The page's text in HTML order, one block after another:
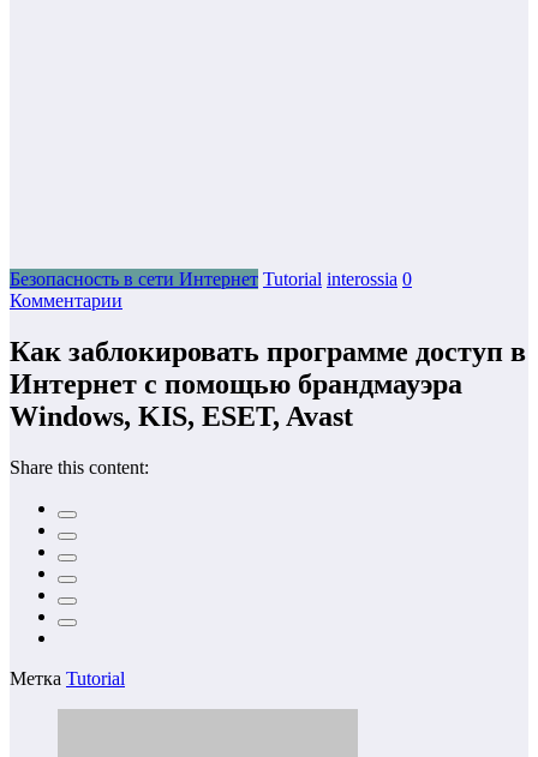
Безопасность в сети Интернет Tutorial interossia 0
Комментарии
Как заблокировать программе доступ в
Интернет с помощью брандмауэра
Windows, KIS, ESET, Avast
Share this content:
Метка Tutorial